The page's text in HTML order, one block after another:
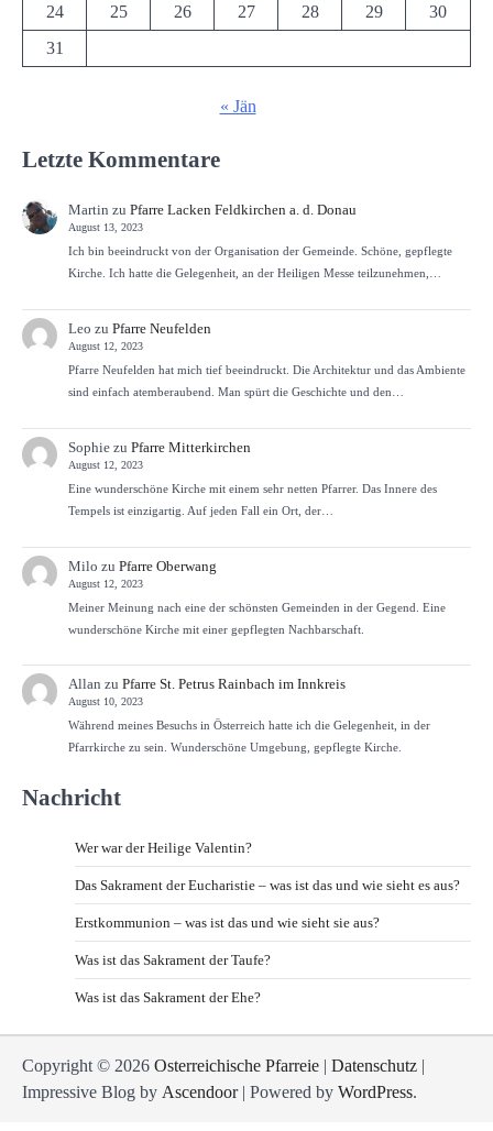
24
25 26 27 28 29
30
31
« Jän
Letzte Kommentare
Martin zu Pfarre Lacken Feldkirchen a. d. Donau
August 13, 2023
Ich bin beeindruckt von der Organisation der Gemeinde. Schöne, gepflegte
Kirche. Ich hatte die Gelegenheit, an der Heiligen Messe teilzunehmen,…
Leo zu Pfarre Neufelden
August 12, 2023
Pfarre Neufelden hat mich tief beeindruckt. Die Architektur und das Ambiente
sind einfach atemberaubend. Man spürt die Geschichte und den…
Sophiezu Pfarre Mitterkirchen
August 12, 2023
Eine wunderschöne Kirche mit einem sehr netten Pfarrer. Das Innere des
Tempels ist einzigartig. Auf jeden Fall ein Ort, der…
Milo zu Pfarre Oberwang
August 12, 2023
Meiner Meinung nach eine der schönsten Gemeinden in der Gegend. Eine
wunderschöne Kirche mit einer gepflegten Nachbarschaft.
Allan zu Pfarre St. Petrus Rainbach im Innkreis
August 10, 2023
Während meines Besuchs in Österreich hatte ich die Gelegenheit, in der
Pfarrkirche zu sein. Wunderschöne Umgebung, gepflegte Kirche.
Nachricht
Wer war der Heilige Valentin?
Das Sakrament der Eucharistie – was ist das und wie sieht es aus?
Erstkommunion – was ist das und wie sieht sie aus?
Was ist das Sakrament der Taufe?
Was ist das Sakrament der Ehe?
Copyright © 2026 Osterreichische Pfarreie Datenschutz
Impressive Blog by Ascendoor| Powered by WordPress.